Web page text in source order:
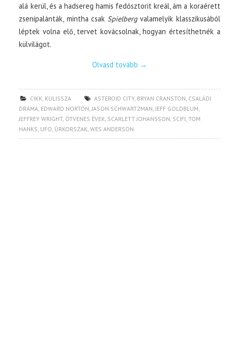
alá kerül, és a hadsereg hamis fedősztorit kreál, ám a koraérett
zsenipalánták, mintha csak Spielbergvalamelyik klasszikusából
léptek volna elő, tervet kovácsolnak, hogyan értesíthetnék a
külvilágot.
Olvasd tovább →
CIKK KULISSZA ASTEROID CITY, BRYAN CRANSTON CSALÁDI
DRÁMA EDWARD NORTON JASON SCHWARTZMAN JEFF GOLDBLUM
JEFFREY WRIGHT, ÖTVENES ÉVEK SCARLETT JOHANSSON SCIFI ,TOM
HANKS UFO ŰRKORSZAK ,WES ANDERSON